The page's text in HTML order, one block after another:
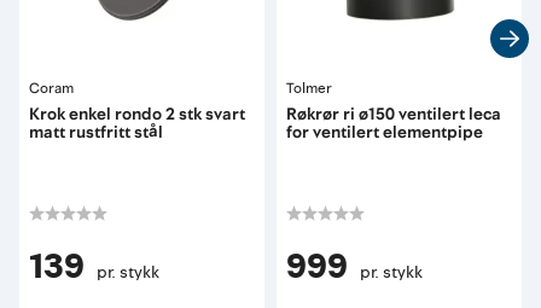
Coram
Krok enkel rondo 2 stk svart
matt rustfritt stål
139 pr. stykk
Tolmer
Røkrør ri ø150 ventilert leca
for ventilert elementpipe
999 pr. stykk